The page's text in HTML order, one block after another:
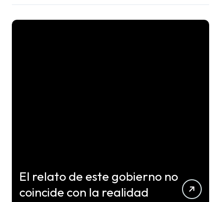
El relato de este gobierno no
coincide con la realidad